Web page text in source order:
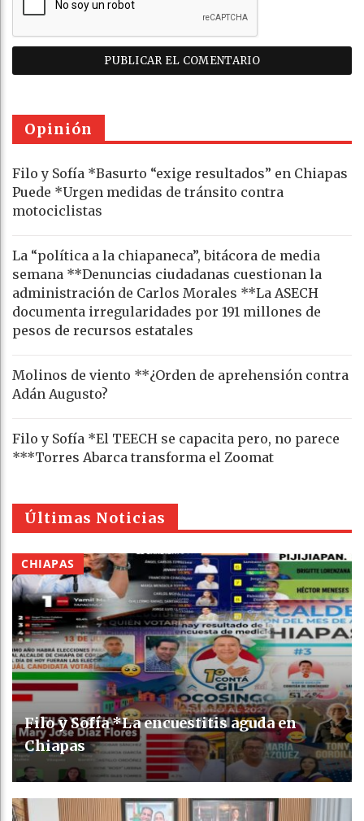
Opinión
Filo y Sofía *Basurto “exige resultados” en Chiapas
Puede *Urgen medidas de tránsito contra
motociclistas
La “política a la chiapaneca”, bitácora de media
semana **Denuncias ciudadanas cuestionan la
administración de Carlos Morales **La ASECH
documenta irregularidades por 191 millones de
pesos de recursos estatales
Molinos de viento **¿Orden de aprehensión contra
Adán Augusto?
Filo y Sofía *El TEECH se capacita pero, no parece
***Torres Abarca transforma el Zoomat
Últimas Noticias
CHIAPAS
Filo y Sofía *La encuestitis aguda en
Chiapas